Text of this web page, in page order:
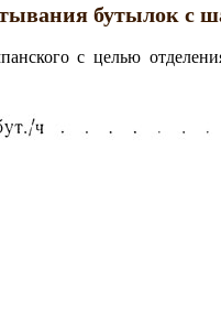
бутылок с
с целью